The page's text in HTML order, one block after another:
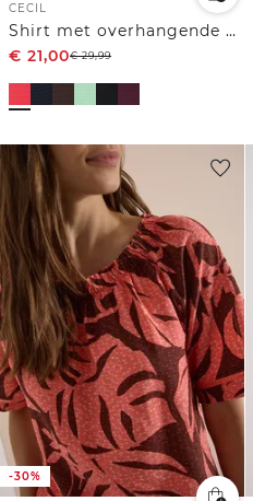
CECIL
Shirt met overhangende schouders en uitgesneden details
€ 21,00€29,99
-30%